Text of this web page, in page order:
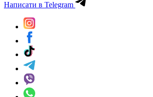
Написати в Telegram